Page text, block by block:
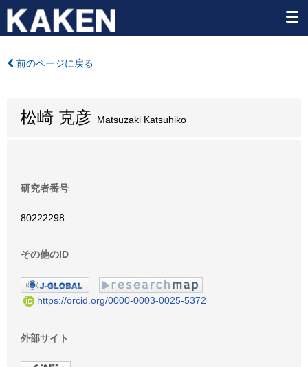
前のページに戻る
松崎 克彦 Matsuzaki Katsuhiko
研究者番号
80222298
その他のID
https://orcid.org/0000-0003-0025-5372
外部サイト